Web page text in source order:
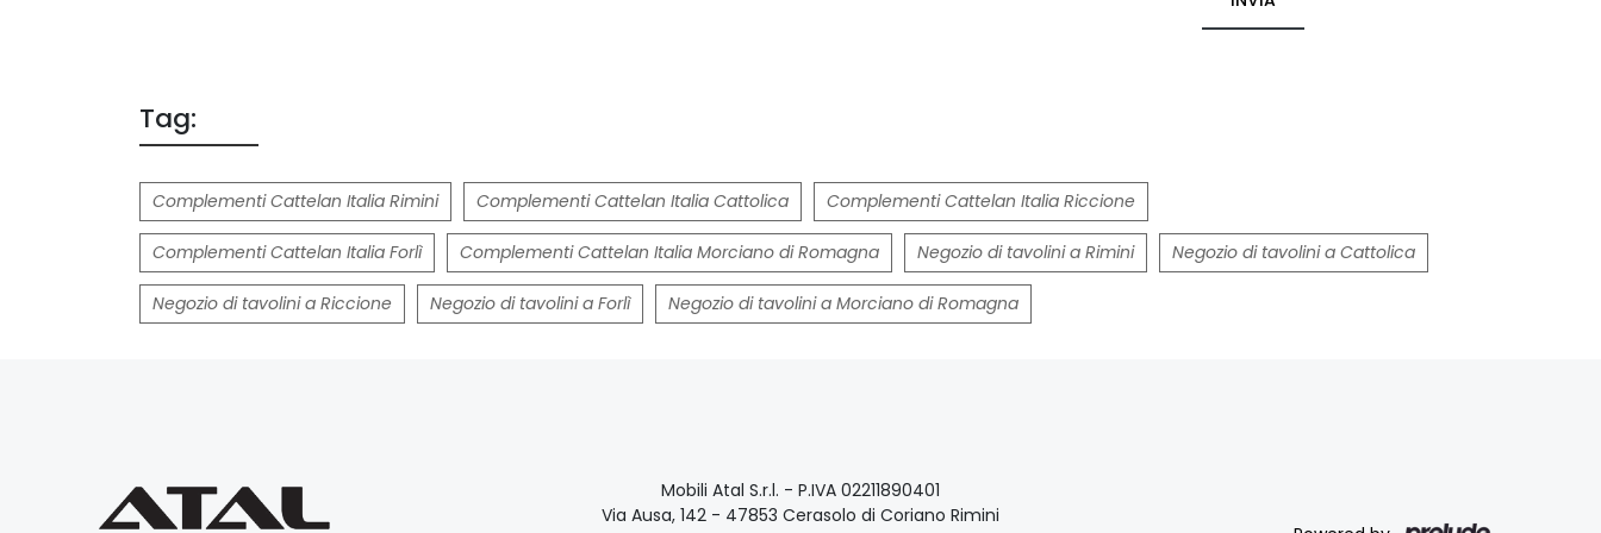
Tag:
Complementi Cattelan Italia Rimini Complementi Cattelan Italia Cattolica Complementi Cattelan Italia Riccione
Complementi Cattelan Italia Forlì Complementi Cattelan Italia Morciano di Romagna Negozio di tavolini a Rimini Negozio di tavolini a Cattolica
Negozio di tavolini a Riccione Negozio di tavolini a Forlì Negozio di tavolini a Morciano di Romagna
Mobili Atal S.r.l. - P.IVA 02211890401
Via Ausa, 142 - 47853 Cerasolo di Coriano Rimini